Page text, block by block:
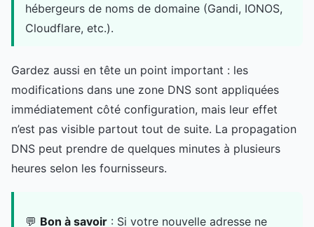
hébergeurs de noms de domaine (Gandi, IONOS,
Cloudflare, etc.).
Gardez aussi en tête un point important : les
modifications dans une zone DNS sont appliquées
immédiatement côté configuration, mais leur effet
n’est pas visible partout tout de suite. La propagation
DNS peut prendre de quelques minutes à plusieurs
heures selon les fournisseurs.
💬 Bon à savoir : Si votre nouvelle adresse ne